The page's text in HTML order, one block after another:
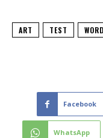
ART TEST
Facebook
WhatsApp